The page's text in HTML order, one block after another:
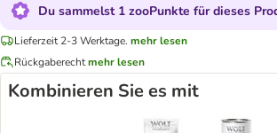
Du sammelst 1 zooPunkte für dieses
Lieferzeit 2-3 Werktage. mehr lesen
Rückgaberechtmehr lesen
Kombinieren Sie es mit